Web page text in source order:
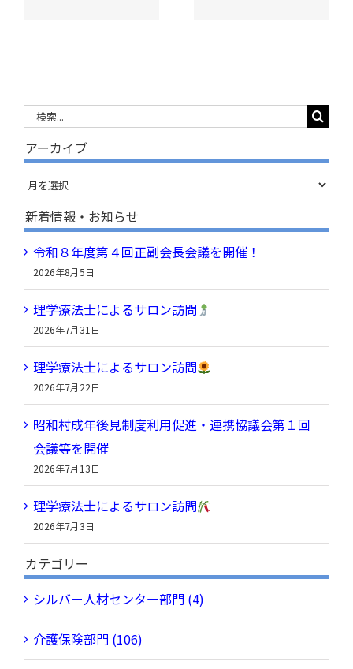
…
アーカイブ
ア
ー
カ
イ
ブ
新着情報・お知らせ
令和８年度第４回正副会長会議を開催！
2026年8月5日
理学療法士によるサロン訪問
2026年7月31日
理学療法士によるサロン訪問
2026年7月22日
昭和村成年後見制度利用促進・連携協議会第１回
会議等を開催
2026年7月13日
理学療法士によるサロン訪問
2026年7月3日
カテゴリー
シルバー人材センター部門 (4)
介護保険部門 (106)